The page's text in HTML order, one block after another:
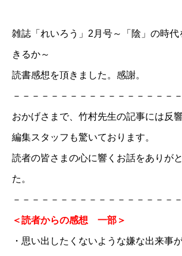
雑誌「れいろう」 2月号～ 「陰」の時
きるか～
読書感想を頂きました。感謝。
－－－－－－－－－－－－－－－－－
おかげさまで、竹村先生の記事には反響
編集スタッフも驚いております。
読者の皆さまの心に響くお話をありが
た。
－－－－－－－－－－－－－－－－－
＜読者からの感想 一部＞
・思い出したくないような嫌な出来事